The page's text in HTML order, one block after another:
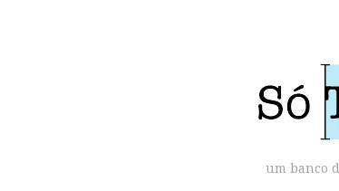
um banco